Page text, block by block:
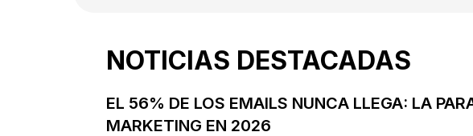
NOTICIAS DESTACADAS
EL 56% DE LOS EMAILS NUNCA LLEGA: LA
MARKETING EN 2026